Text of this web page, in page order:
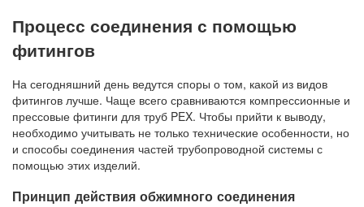
Процесс соединения с помощью
фитингов
На сегодняшний день ведутся споры о том, какой из видов
фитингов лучше. Чаще всего сравниваются компрессионные и
прессовые фитинги для труб PEX. Чтобы прийти к выводу,
необходимо учитывать не только технические особенности, но
и способы соединения частей трубопроводной системы с
помощью этих изделий.
Принцип действия обжимного соединения